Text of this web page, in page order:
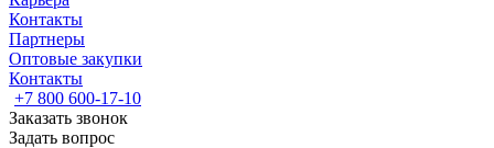
Контакты
Партнеры
Оптовые закупки
Контакты
+7 800 600-17-10
Заказать звонок
Задать вопрос